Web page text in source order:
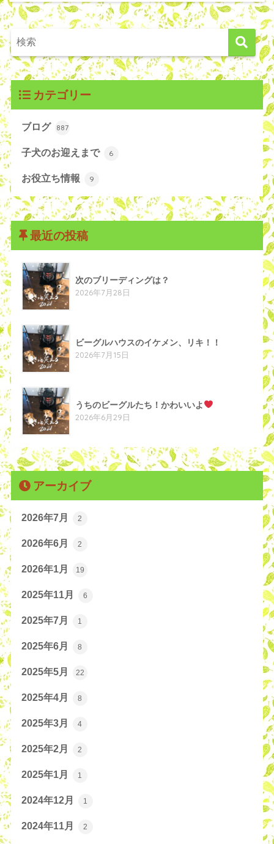
カテゴリー
ブログ 887
子犬のお迎えまで 6
お役立ち情報 9
最近の投稿
次のブリーディングは？
2026年7月28日
ビーグルハウスのイケメン、リキ！！
2026年7月15日
うちのビーグルたち！かわいいよ
2026年6月29日
アーカイブ
2026年7月 2
2026年6月 2
2026年1月 19
2025年11月 6
2025年7月 1
2025年6月 8
2025年5月 22
2025年4月 8
2025年3月 4
2025年2月 2
2025年1月 1
2024年12月 1
2024年11月 2